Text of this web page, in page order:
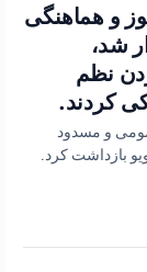
و هماهنگی
شد،
نظم
کردند.
عمومی و مسدود
بازداشت کرد.